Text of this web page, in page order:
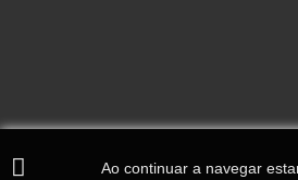
Ao continuar a navegar